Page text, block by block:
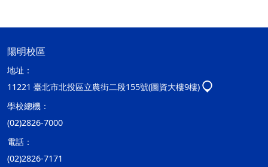
陽明校區
地址：
11221 臺北市北投區立農街二段155號(圖資大樓9樓)
學校總機：
(02)2826-7000
電話：
(02)2826-7171